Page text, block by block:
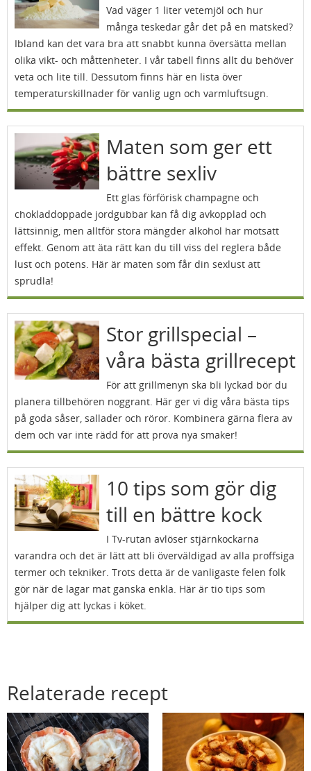
Vad väger 1 liter vetemjöl och hur
många teskedar går det på en matsked?
Ibland kan det vara bra att snabbt kunna översätta mellan
olika vikt- och måttenheter. I vår tabell finns allt du behöver
veta och lite till. Dessutom finns här en lista över
temperaturskillnader för vanlig ugn och varmluftsugn.
Maten som ger ett
bättre sexliv
Ett glas förförisk champagne och
chokladdoppade jordgubbar kan få dig avkopplad och
lättsinnig, men alltför stora mängder alkohol har motsatt
effekt. Genom att äta rätt kan du till viss del reglera både
lust och potens. Här är maten som får din sexlust att
sprudla!
Stor grillspecial –
våra bästa grillrecept
För att grillmenyn ska bli lyckad bör du
planera tillbehören noggrant. Här ger vi dig våra bästa tips
på goda såser, sallader och röror. Kombinera gärna flera av
dem och var inte rädd för att prova nya smaker!
10 tips som gör dig
till en bättre kock
I Tv-rutan avlöser stjärnkockarna
varandra och det är lätt att bli överväldigad av alla proffsiga
termer och tekniker. Trots detta är de vanligaste felen folk
gör när de lagar mat ganska enkla. Här är tio tips som
hjälper dig att lyckas i köket.
Relaterade recept